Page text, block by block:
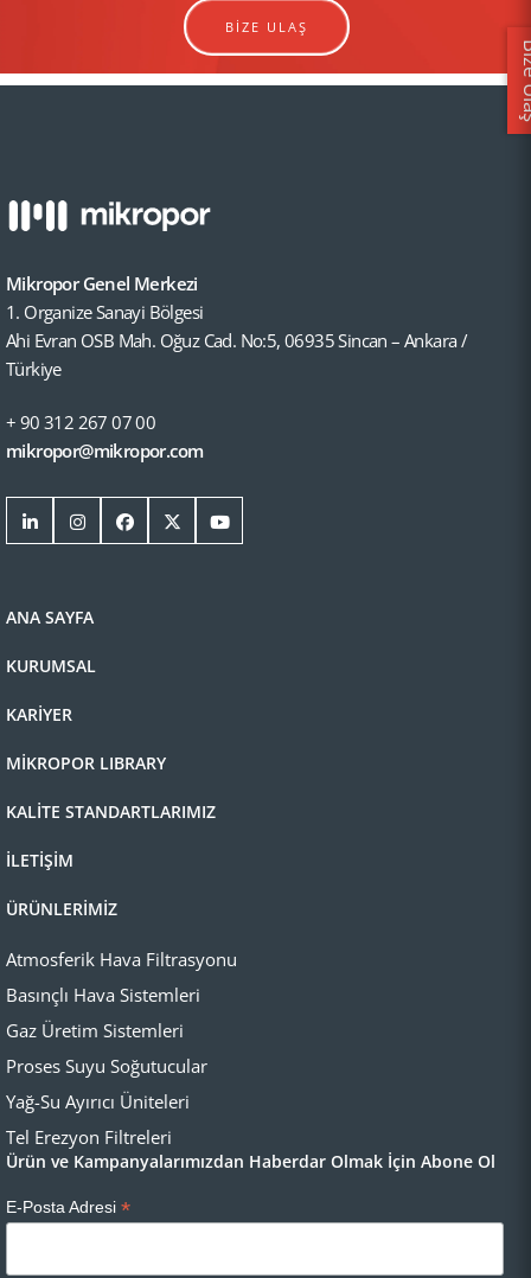
BİZE ULAŞ
Mikropor Genel Merkezi
1. Organize Sanayi Bölgesi
Ahi Evran OSB Mah. Oğuz Cad. No:5, 06935 Sincan – Ankara /
Türkiye
+ 90 312 267 07 00
mikropor@mikropor.com
ANA SAYFA
KURUMSAL
KARİYER
MİKROPOR LIBRARY
KALİTE STANDARTLARIMIZ
İLETİŞİM
ÜRÜNLERİMİZ
Atmosferik Hava Filtrasyonu
Basınçlı Hava Sistemleri
Gaz Üretim Sistemleri
Proses Suyu Soğutucular
Yağ-Su Ayırıcı Üniteleri
Tel Erezyon Filtreleri
Ürün ve Kampanyalarımızdan Haberdar Olmak İçin Abone Ol
E-Posta Adresi *